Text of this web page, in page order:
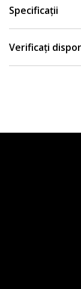
Specificații
Verificați